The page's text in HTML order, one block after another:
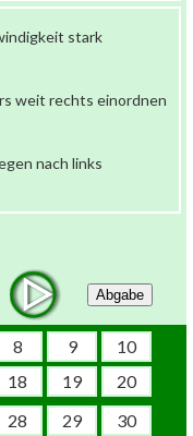
stark
weit rechts einordnen
nach links
Abgabe
8 9
10
18 19
20
28 29 30